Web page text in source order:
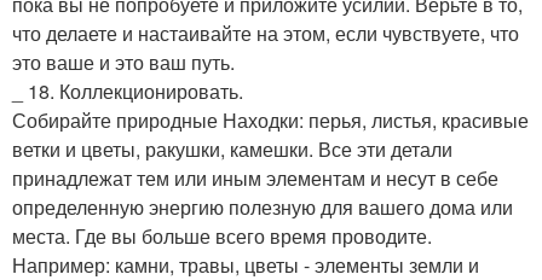
что делаете и настаивайте на этом, если чувствуете, что
это ваше и это ваш путь.
_ 18. Коллекционировать.
Собирайте природные Находки: перья, листья, красивые
ветки и цветы, ракушки, камешки. Все эти детали
принадлежат тем или иным элементам и несут в себе
определенную энергию полезную для вашего дома или
места. Где вы больше всего время проводите.
Например: камни, травы, цветы - элементы земли и